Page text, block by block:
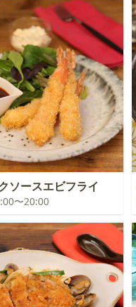
ソースエビフライ
〜20:00